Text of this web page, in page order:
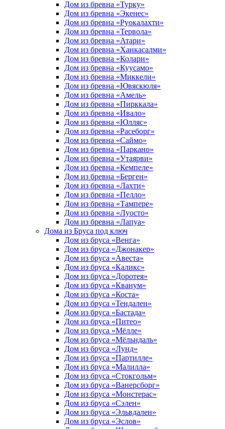
Дом из бревна «Турку»
Дом из бревна «Экенес»
Дом из бревна «Руокалахти»
Дом из бревна «Тервола»
Дом из бревна «Атари»
Дом из бревна «Ханкасалми»
Дом из бревна «Колари»
Дом из бревна «Куусамо»
Дом из бревна «Миккели»
Дом из бревна «Ювяскюля»
Дом из бревна «Амель»
Дом из бревна «Пирккала»
Дом из бревна «Ивало»
Дом из бревна «Юлляс»
Дом из бревна «Расеборг»
Дом из бревна «Саймо»
Дом из бревна «Паркано»
Дом из бревна «Утаярви»
Дом из бревна «Кемпеле»
Дом из бревна «Берген»
Дом из бревна «Лахти»
Дом из бревна «Пелло»
Дом из бревна «Тампере»
Дом из бревна «Луосто»
Дом из бревна «Лапуа»
Дома из Бруса под ключ
Дом из бруса «Венга»
Дом из бруса «Джонакер»
Дом из бруса «Авеста»
Дом из бруса «Каликс»
Дом из бруса «Доротея»
Дом из бруса «Кванум»
Дом из бруса «Коста»
Дом из бруса «Тендален»
Дом из бруса «Бастада»
Дом из бруса «Питео»
Дом из бруса «Мёлле»
Дом из бруса «Мёльндаль»
Дом из бруса «Лунд»
Дом из бруса «Партилле»
Дом из бруса «Малилла»
Дом из бруса «Стокгольм»
Дом из бруса «Ванерсборг»
Дом из бруса «Монстерас»
Дом из бруса «Сэлен»
Дом из бруса «Эльвдален»
Дом из бруса «Эслов»